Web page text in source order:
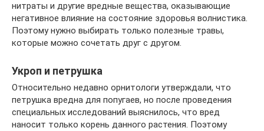
нитраты и другие вредные вещества, оказывающие
негативное влияние на состояние здоровья волнистика.
Поэтому нужно выбирать только полезные травы,
которые можно сочетать друг с другом.
Укроп и петрушка
Относительно недавно орнитологи утверждали, что
петрушка вредна для попугаев, но после проведения
специальных исследований выяснилось, что вред
наносит только корень данного растения. Поэтому